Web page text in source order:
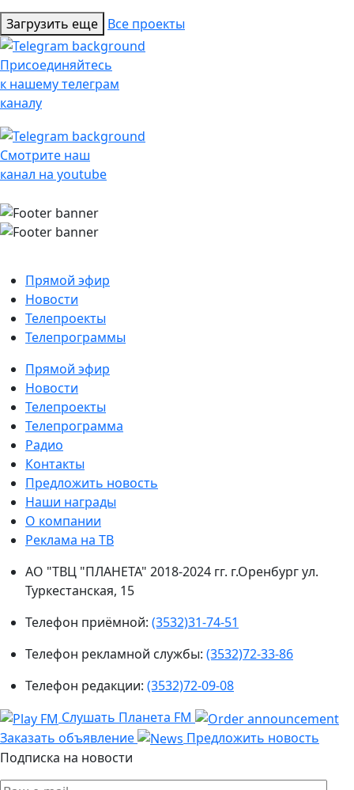
Загрузить еще Все проекты
Присоединяйтесь
к нашему телеграм
каналу
Смотрите наш
канал на youtube
Прямой эфир
Новости
Телепроекты
Телепрограммы
Прямой эфир
Новости
Телепроекты
Телепрограмма
Радио
Контакты
Предложить новость
Наши награды
О компании
Реклама на ТВ
АО "ТВЦ "ПЛАНЕТА" 2018-2024 гг. г.Оренбург ул.
Туркестанская, 15
Телефон приёмной: (3532)31-74-51
Телефон рекламной службы: (3532)72-33-86
Телефон редакции: (3532)72-09-08
Слушать Планета FM
Заказать объявление
Предложить новость
Подписка на новости